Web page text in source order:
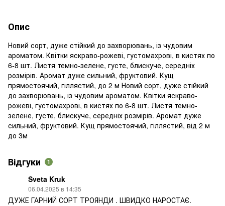
Опис
Новий сорт, дуже стійкий до захворювань, із чудовим
ароматом. Квітки яскраво-рожеві, густомахрові, в кистях по
6-8 шт. Листя темно-зелене, густе, блискуче, середніх
розмірів. Аромат дуже сильний, фруктовий. Кущ
прямостоячий, гіллястий, до 2 м Новий сорт, дуже стійкий
до захворювань, із чудовим ароматом. Квітки яскраво-
рожеві, густомахрові, в кистях по 6-8 шт. Листя темно-
зелене, густе, блискуче, середніх розмірів. Аромат дуже
сильний, фруктовий. Кущ прямостоячий, гіллястий, від 2 м
до 3м
Відгуки 1
Sveta Kruk
06.04.2025 в 14:35
ДУЖЕ ГАРНИЙ СОРТ ТРОЯНДИ . ШВИДКО НАРОСТАЄ.